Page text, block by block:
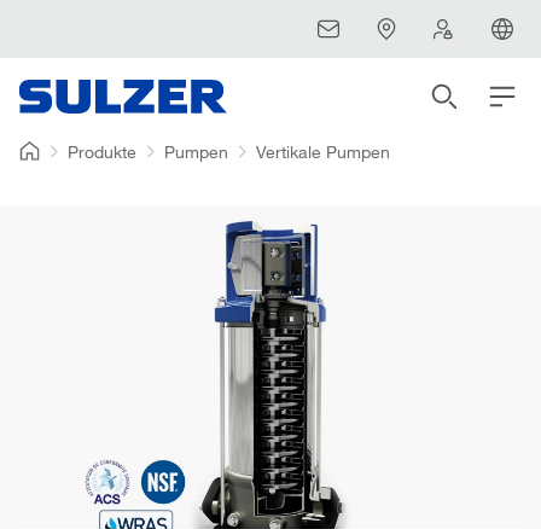
Produkte Pumpen Vertikale Pumpen